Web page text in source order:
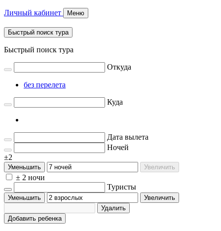
Личный кабинет Меню
Быстрый поиск тура
Быстрый поиск тура
Откуда
без перелета
Куда
Дата вылета
Ночей
±2
Уменьшить Увеличить
± 2 ночи
Туристы
Уменьшить
Увеличить
Удалить
Добавить ребенка